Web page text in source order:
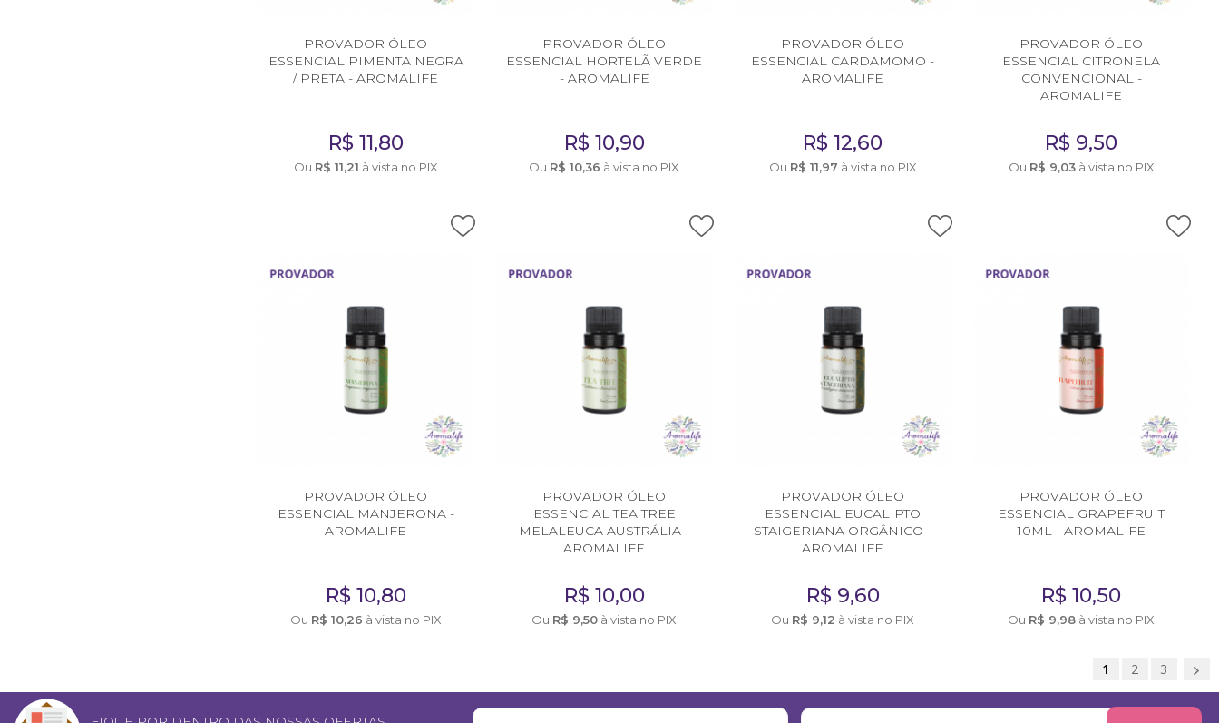
PROVADOR ÓLEO
ESSENCIAL PIMENTA NEGRA
/ PRETA - AROMALIFE
R$ 11,80
Ou R$ 11,21 à vista no PIX
PROVADOR ÓLEO
ESSENCIAL HORTELÃ VERDE
- AROMALIFE
R$ 10,90
Ou R$10,36 à vista no PIX
PROVADOR ÓLEO
ESSENCIAL CARDAMOMO -
AROMALIFE
R$12,60
Ou R$ 11,97 à vista no PIX
PROVADOR ÓLEO
ESSENCIAL CITRONELA
CONVENCIONAL -
AROMALIFE
R$ 9,50
Ou R$ 9,03à vista no PIX
PROVADOR ÓLEO
ESSENCIAL MANJERONA -
AROMALIFE
R$ 10,80
Ou R$ 10,26 à vista no PIX
PROVADOR ÓLEO
ESSENCIAL TEA TREE
MELALEUCA AUSTRÁLIA -
AROMALIFE
R$ 10,00
Ou R$ 9,50 à vista no PIX
PROVADOR ÓLEO
ESSENCIAL EUCALIPTO
STAIGERIANA ORGÂNICO -
AROMALIFE
R$ 9,60
Ou R$ 9,12 à vista no PIX
PROVADOR ÓLEO
ESSENCIAL GRAPEFRUIT
10ML - AROMALIFE
R$10,50
Ou R$ 9,98 à vista no PIX
1 2 3